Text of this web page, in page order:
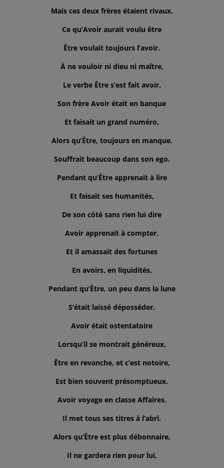
Mais ces deux frères étaient rivaux.
Ce qu’Avoir aurait voulu être
Être voulait toujours l’avoir.
À ne vouloir ni dieu ni maître,
Le verbe Être s’est fait avoir.
Son frère Avoir était en banque
Et faisait un grand numéro,
Alors qu’Être, toujours en manque.
Souffrait beaucoup dans son ego.
Pendant qu’Être apprenait à lire
Et faisait ses humanités,
De son côté sans rien lui dire
Avoir apprenait à compter.
Et il amassait des fortunes
En avoirs, en liquidités,
Pendant qu’Être, un peu dans la lune
S’était laissé déposséder.
Avoir était ostentatoire
Lorsqu’il se montrait généreux,
Être en revanche, et c’est notoire,
Est bien souvent présomptueux.
Avoir voyage en classe Affaires.
Il met tous ses titres à l’abri.
Alors qu’Être est plus débonnaire,
Il ne gardera rien pour lui.